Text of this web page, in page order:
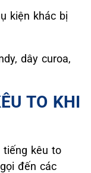
kiện khác bị
dây curoa,
TO KHI
tiếng kêu to
đến các